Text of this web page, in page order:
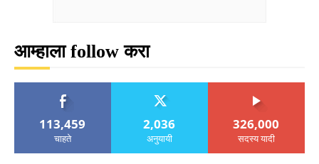
आम्हाला follow करा
113,459
चाहते
2,036
अनुयायी
326,000
सदस्य यादी